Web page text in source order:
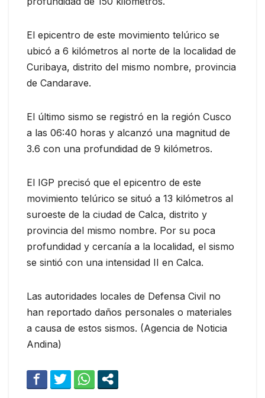
El epicentro de este movimiento telúrico se
ubicó a 6 kilómetros al norte de la localidad de
Curibaya, distrito del mismo nombre, provincia
de Candarave.
El último sismo se registró en la región Cusco
a las 06:40 horas y alcanzó una magnitud de
3.6 con una profundidad de 9 kilómetros.
El IGP precisó que el epicentro de este
movimiento telúrico se situó a 13 kilómetros al
suroeste de la ciudad de Calca, distrito y
provincia del mismo nombre. Por su poca
profundidad y cercanía a la localidad, el sismo
se sintió con una intensidad II en Calca.
Las autoridades locales de Defensa Civil no
han reportado daños personales o materiales
a causa de estos sismos. (Agencia de Noticia
Andina)